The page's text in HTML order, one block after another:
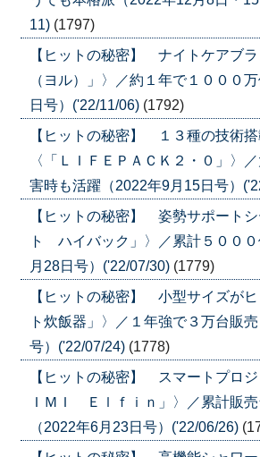
11) (1797)
【ヒットの秘密】 ナイトケアブラ
（ヨル）」〉／約１年で１０００
日号）('22/11/06) (1792)
【ヒットの秘密】 １３種の技術
〈「ＬＩＦＥＰＡＣＫ２・０」〉
害時も活躍（2022年9月15日号）
【ヒットの秘密】 姿勢サポート
ト ハイバック」〉／累計５００
月28日号）('22/07/30) (1779)
【ヒットの秘密】 小型サイズが
ト炊飯器」〉／１年強で３万台販
号）('22/07/24) (1778)
【ヒットの秘密】 スマートプロ
ＩＭＩ Ｅｌｆｉｎ」〉／累計販
（2022年6月23日号）('22/06/26)